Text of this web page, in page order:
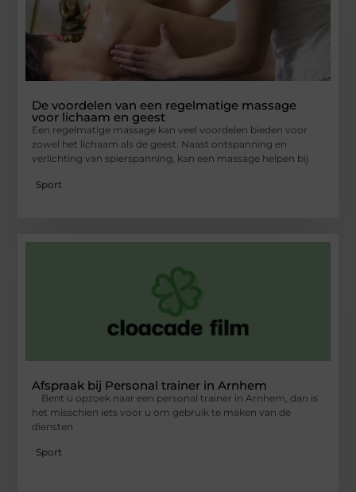
De voordelen van een regelmatige massage
voor lichaam en geest
Een regelmatige massage kan veel voordelen bieden voor
zowel het lichaam als de geest. Naast ontspanning en
verlichting van spierspanning, kan een massage helpen bij
Sport
Afspraak bij Personal trainer in Arnhem
Bent u opzoek naar een personal trainer in Arnhem, dan is
het misschien iets voor u om gebruik te maken van de
diensten
Sport